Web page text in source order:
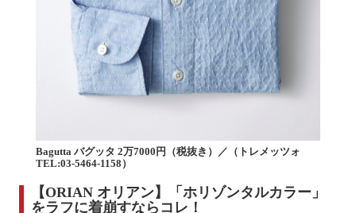
Bagutta バグッタ 2万7000円（税抜き）／（トレメッツォ
TEL:03-5464-1158）
【ORIAN オリアン】「ホリゾンタルカラー」
をラフに着崩すならコレ！